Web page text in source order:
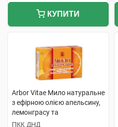
КУПИТИ
Arbor Vitae Мило натуральне
з ефірною олією апельсину,
лемонграсу та
апельсиновою цедрою 75 г 1
ПКК ДНД